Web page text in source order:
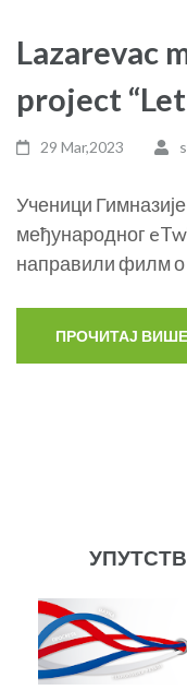
Lazarevac
project
29 Mar,2023
Ученици
међународног
направили филм